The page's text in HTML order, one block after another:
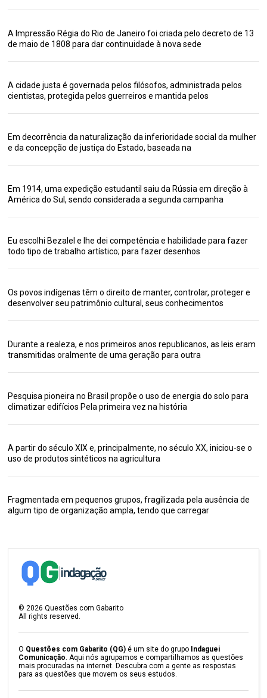
A Impressão Régia do Rio de Janeiro foi criada pelo decreto de 13
de maio de 1808 para dar continuidade à nova sede
A cidade justa é governada pelos filósofos, administrada pelos
cientistas, protegida pelos guerreiros e mantida pelos
Em decorrência da naturalização da inferioridade social da mulher
e da concepção de justiça do Estado, baseada na
Em 1914, uma expedição estudantil saiu da Rússia em direção à
América do Sul, sendo considerada a segunda campanha
Eu escolhi Bezalel e lhe dei competência e habilidade para fazer
todo tipo de trabalho artístico; para fazer desenhos
Os povos indígenas têm o direito de manter, controlar, proteger e
desenvolver seu patrimônio cultural, seus conhecimentos
Durante a realeza, e nos primeiros anos republicanos, as leis eram
transmitidas oralmente de uma geração para outra
Pesquisa pioneira no Brasil propõe o uso de energia do solo para
climatizar edifícios Pela primeira vez na história
A partir do século XIX e, principalmente, no século XX, iniciou-se o
uso de produtos sintéticos na agricultura
Fragmentada em pequenos grupos, fragilizada pela ausência de
algum tipo de organização ampla, tendo que carregar
© 2026 Questões com Gabarito
All rights reserved.
O Questões com Gabarito (QG) é um site do grupo Indaguei
Comunicação . Aqui nós agrupamos e compartilhamos as questões
mais procuradas na internet. Descubra com a gente as respostas
para as questões que movem os seus estudos.